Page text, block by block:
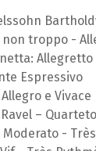
non troppo -
Allegretto
Espressivo
e Vivace
– Quarteto
Moderato -